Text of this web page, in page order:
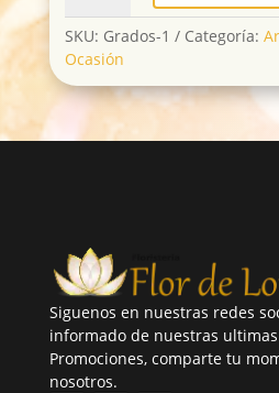
cantidad
SKU: Grados-1 Categoría:
Ocasión
Siguenos en nuestras redes
informado de nuestras
Promociones, comparte tu
nosotros.